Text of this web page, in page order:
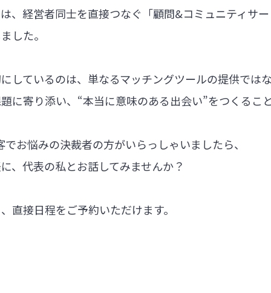
、経営者同士を直接つなぐ「顧問&コミュニティサ
した。
しているのは、単なるマッチングツールの提供では
に寄り添い、“本当に意味のある出会い”をつくるこ
お悩みの決裁者の方がいらっしゃいましたら、
、代表の私とお話してみませんか？
直接日程をご予約いただけます。